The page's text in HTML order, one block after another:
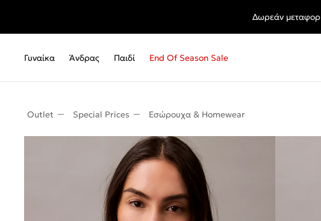
End of
Δωρεάν
Γυναίκα Άνδρας Παιδί End Of Season Sale
Outlet Special Prices Εσώρουχα & Homewear